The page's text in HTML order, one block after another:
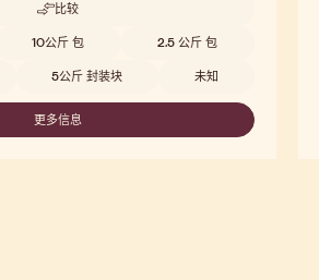
比较
-
C823
10公斤 包 2.5 公斤 包
5公斤 封装块 未知
更多信息
-